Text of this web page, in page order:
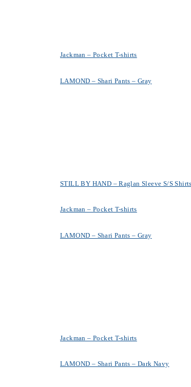
Jackman – Pocket T-shirts
LAMOND – Shari Pants – Gray
STILL BY HAND – Raglan Sleeve S/S
Jackman – Pocket T-shirts
LAMOND – Shari Pants – Gray
Jackman – Pocket T-shirts
LAMOND – Shari Pants – Dark Navy